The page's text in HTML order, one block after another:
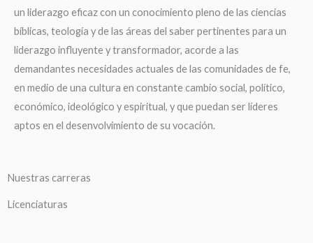
un liderazgo eficaz con un conocimiento pleno de las ciencias
bíblicas, teología y de las áreas del saber pertinentes para un
liderazgo influyente y transformador, acorde a las
demandantes necesidades actuales de las comunidades de fe,
en medio de una cultura en constante cambio social, político,
económico, ideológico y espiritual, y que puedan ser líderes
aptos en el desenvolvimiento de su vocación.
Nuestras carreras
Licenciaturas